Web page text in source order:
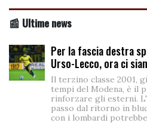
📰 Ultime news
Per la fascia destra
Urso-Lecco, ora ci
Il terzino classe 2001,
tempi del Modena, è il
rinforzare gli esterni.
passo dal ritorno in
con i lombardi